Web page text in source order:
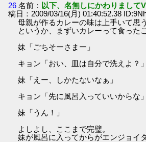
26 名前： 以下、名無しにかわりまして
稿日：2009/03/16(月) 01:40:52.38
母親が作るカレーの味は上手いて思う
というか、まずいカレーって食った
妹「ごちそーさまー」
キョン「おい、皿は自分で洗えよ？」
妹「えー、しかたないなぁ」
キョン「先に風呂入っていいからな」
妹「うん！」
よしよし、ここまで完璧。
妹が風呂に入ってからがエンジョイ